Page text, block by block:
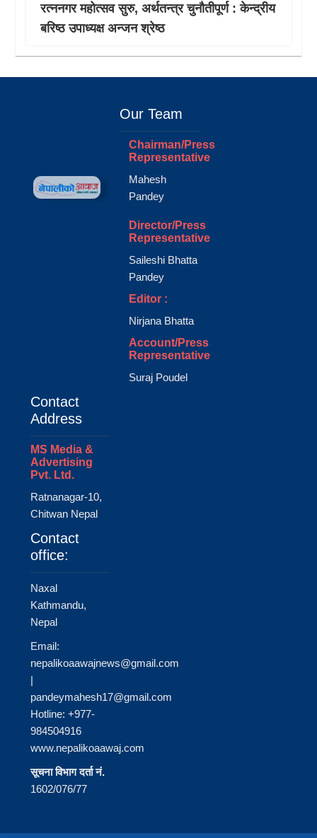
रत्ननगर महोत्सव सुरु, अर्थतन्त्र चुनौतीपूर्ण : केन्द्रीय
बरिष्ठ उपाध्यक्ष अन्जन श्रेष्ठ
Our Team
Chairman/Press
Representative
Mahesh
Pandey
Director/Press
Representative
Saileshi Bhatta
Pandey
Editor :
Nirjana Bhatta
Account/Press
Representative
Suraj Poudel
Contact
Address
MS Media &
Advertising
Pvt. Ltd.
Ratnanagar-10,
Chitwan Nepal
Contact
office:
Naxal
Kathmandu,
Nepal
Email:
nepalikoaawajnews@gmail.com
|
pandeymahesh17@gmail.com
Hotline: +977-
984504916
www.nepalikoaawaj.com
सूचना विभाग दर्ता नं.
1602/076/77